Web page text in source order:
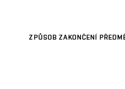
ZPŮSOB ZAKONČENÍ